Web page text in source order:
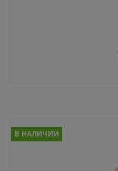
В НАЛИЧИИ